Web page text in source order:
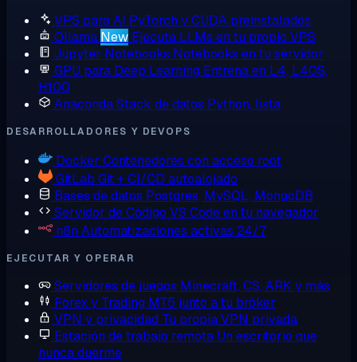
VPS para AI PyTorch y CUDA preinstalados
Ollama New Ejecuta LLMs en tu propio VPS
Jupyter Notebooks Notebooks en tu servidor
GPU para Deep Learning Entrena en L4, L40S,
H100
AnacondaStack de datos Python, lista
DESARROLLADORES Y DEVOPS
Docker Contenedores con acceso root
GitLab Git + CI/CD autoalojado
Bases de datos Postgres, MySQL, MongoDB
Servidor de Código VS Code en tu navegador
n8n Automatizaciones activas 24/7
EJECUTAR Y OPERAR
Servidores de juegos Minecraft, CS, ARK y más
Forex y Trading MT5 junto a tu bróker
VPN y privacidad Tu propia VPN privada
Estación de trabajo remota Un escritorio que
nunca duerme